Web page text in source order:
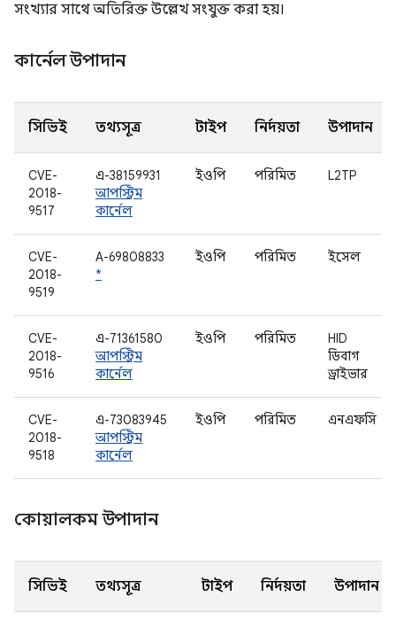
সংখ্যার সাথে অতিরিক্ত উল্লেখ সংযুক্ত করা হয়।
কার্নেল উপাদান
সিভিই তথ্যসূত্র টাইপ নির্দয়তা উপাদান
CVE-
2018-
9517
এ-38159931
আপস্ট্রিম
কার্নেল
ইওপি পরিমিত L2TP
CVE-
2018-
9519
A-69808833
*
ইওপি পরিমিত ইসেল
CVE-
2018-
9516
এ-71361580
আপস্ট্রিম
কার্নেল
ইওপি পরিমিত
HID
ডিবাগ
ড্রাইভার
CVE-
2018-
9518
এ-73083945
আপস্ট্রিম
কার্নেল
ইওপি পরিমিত এনএফসি
কোয়ালকম উপাদান
সিভিই তথ্যসূত্র টাইপ নির্দয়তা উপাদান